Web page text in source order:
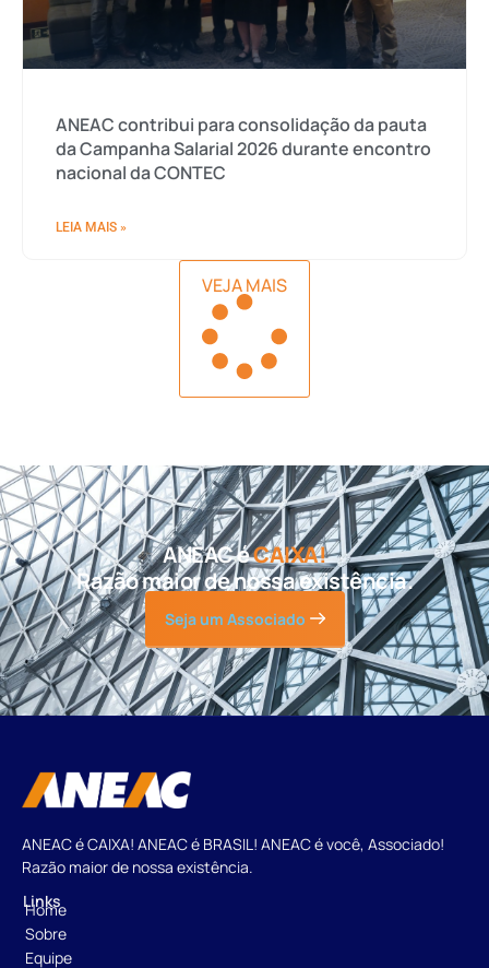
ANEAC contribui para consolidação da pauta
da Campanha Salarial 2026 durante encontro
nacional da CONTEC
LEIA MAIS »
VEJA MAIS
ANEAC éCAIXA!
Razão maior de nossa existência.
Seja um Associado
ANEAC é CAIXA! ANEAC é BRASIL! ANEAC é você, Associado!
Razão maior de nossa existência.
Links
Home
Sobre
Equipe